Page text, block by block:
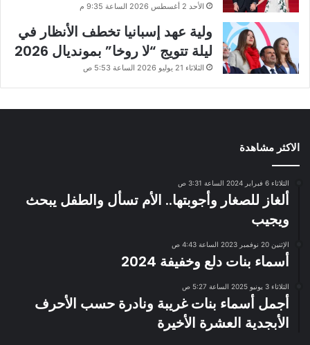
الأحد 2 أغسطس 2026 الساعة 9:35 م
ولية عهد إسبانيا تخطف الأنظار في
ليلة تتويج “لا روخا” بمونديال 2026
الثلاثاء 21 يوليو 2026 الساعة 5:53 ص
الاكثر مشاهدة
الثلاثاء 6 فبراير 2024 الساعة 3:31 ص
ألغاز للصغار وأجوبتها.. الأم تسأل والطفل يبحث
ويجيب
الإثنين 20 نوفمبر 2023 الساعة 4:43 ص
أسماء بنات دلع وخفيفة 2024
الثلاثاء 3 يونيو 2025 الساعة 5:27 ص
أجمل أسماء بنات غريبة ونادرة حسب الأحرف
الأبجدية العشرة الأخيرة